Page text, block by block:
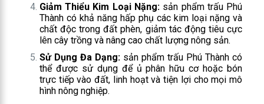
Giảm Thiểu Kim Loại Nặng: sản phẩm trấu Phú
Thành có khả năng hấp phụ các kim loại nặng và
chất độc trong đất phèn, giảm tác động tiêu cực
lên cây trồng và nâng cao chất lượng nông sản.
Sử Dụng Đa Dạng:sản phẩm trấu Phú Thành có
thể được sử dụng để ủ phân hữu cơ hoặc bón
trực tiếp vào đất, linh hoạt và tiện lợi cho mọi mô
hình nông nghiệp.